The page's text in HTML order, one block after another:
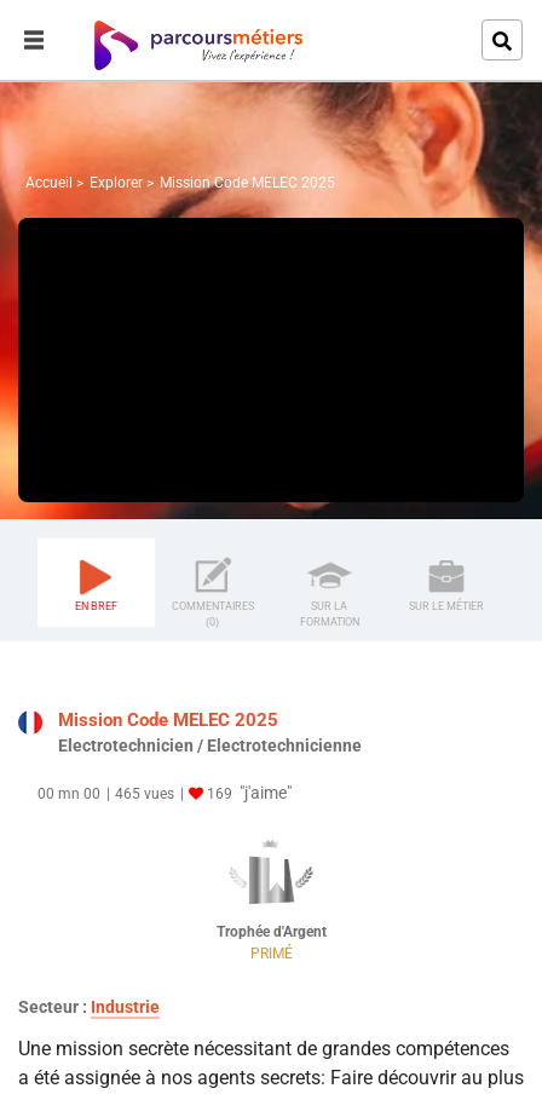
Accueil Explorer Mission Code MELEC 2025
EN BREF
COMMENTAIRES
(0)
SUR LA
FORMATION
SUR LE MÉTIER
Mission Code MELEC 2025
Electrotechnicien / Electrotechnicienne
00 mn 00 465 vues 169 "j'aime"
Trophée d'Argent
PRIMÉ
Secteur : Industrie
Une mission secrète nécessitant de grandes compétences
a été assignée à nos agents secrets: Faire découvrir au plus